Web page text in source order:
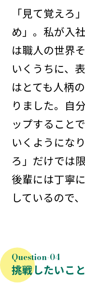
「見て覚えろ
め」。私が入
は職人の世界
いくうちに、
はとても人柄
りました。自
ップすること
いくようにな
ろ」だけでは
後輩には丁寧
しているので
挑戦したいこ